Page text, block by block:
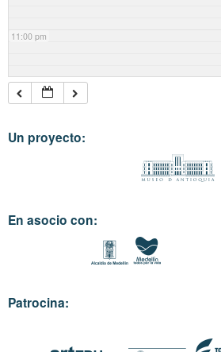
11:00 pm
Un proyecto:
En asocio con:
Patrocina: